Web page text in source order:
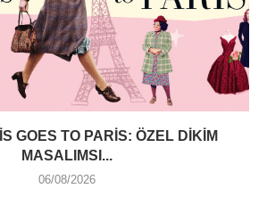
GOES TO PARIS: ÖZEL DIKIM
MASALIMSI...
06/08/2026